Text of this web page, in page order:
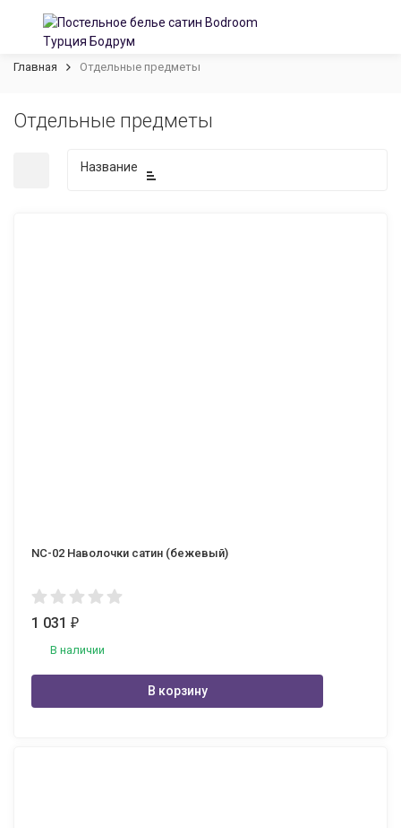
Главная Отдельные предметы
Отдельные предметы
Название
NC-02 Наволочки сатин (бежевый)
1 031₽
В наличии
В корзину